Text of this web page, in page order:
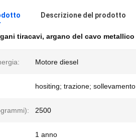
Descrizione del prodotto
tiracavi, argano del cavo metallico
Motore diesel
hositing; trazione; sollevamento
2500
1 anno